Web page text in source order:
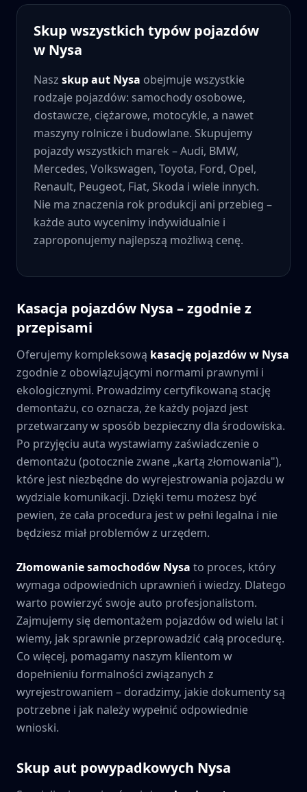
Skup wszystkich typów pojazdów
w Nysa
Nasz skup aut Nysa obejmuje wszystkie
rodzaje pojazdów: samochody osobowe,
dostawcze, ciężarowe, motocykle, a nawet
maszyny rolnicze i budowlane. Skupujemy
pojazdy wszystkich marek – Audi, BMW,
Mercedes, Volkswagen, Toyota, Ford, Opel,
Renault, Peugeot, Fiat, Skoda i wiele innych.
Nie ma znaczenia rok produkcji ani przebieg –
każde auto wycenimy indywidualnie i
zaproponujemy najlepszą możliwą cenę.
Kasacja pojazdów Nysa – zgodnie z
przepisami
Oferujemy kompleksową kasację pojazdów w Nysa
zgodnie z obowiązującymi normami prawnymi i
ekologicznymi. Prowadzimy certyfikowaną stację
demontażu, co oznacza, że każdy pojazd jest
przetwarzany w sposób bezpieczny dla środowiska.
Po przyjęciu auta wystawiamy zaświadczenie o
demontażu (potocznie zwane „kartą złomowania"),
które jest niezbędne do wyrejestrowania pojazdu w
wydziale komunikacji. Dzięki temu możesz być
pewien, że cała procedura jest w pełni legalna i nie
będziesz miał problemów z urzędem.
Złomowanie samochodów Nysa to proces, który
wymaga odpowiednich uprawnień i wiedzy. Dlatego
warto powierzyć swoje auto profesjonalistom.
Zajmujemy się demontażem pojazdów od wielu lat i
wiemy, jak sprawnie przeprowadzić całą procedurę.
Co więcej, pomagamy naszym klientom w
dopełnieniu formalności związanych z
wyrejestrowaniem – doradzimy, jakie dokumenty są
potrzebne i jak należy wypełnić odpowiednie
wnioski.
Skup aut powypadkowych Nysa